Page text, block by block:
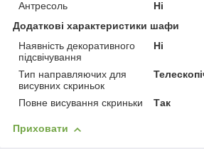
Антресоль
Ні
Додаткові характеристики шафи
Наявність декоративного
підсвічування
Ні
Тип направляючих для
висувних скриньок
Повне висування скриньки Так
Приховати